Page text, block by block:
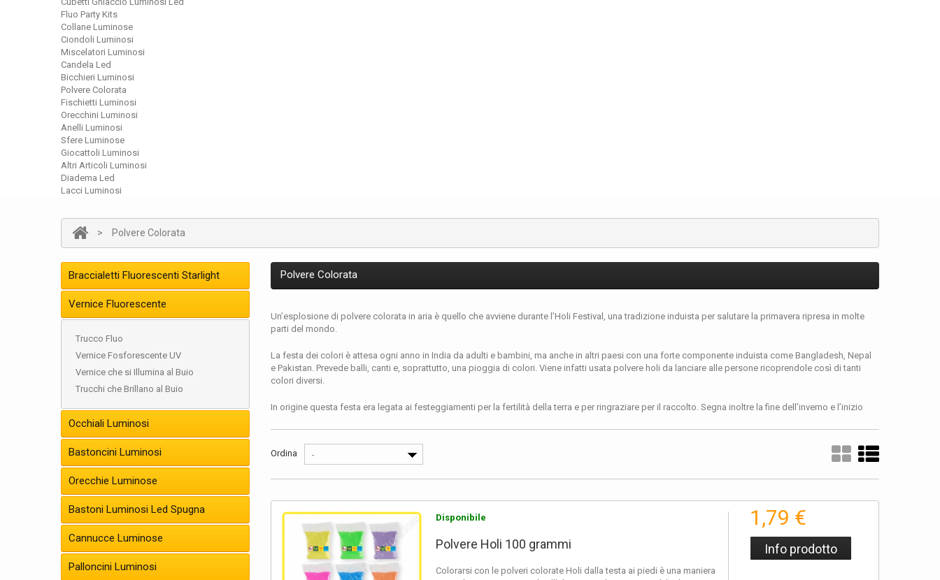
Fluo Party Kits
Collane Luminose
Ciondoli Luminosi
Miscelatori Luminosi
Candela Led
Bicchieri Luminosi
Polvere Colorata
Fischietti Luminosi
Orecchini Luminosi
Anelli Luminosi
Sfere Luminose
Giocattoli Luminosi
Altri Articoli Luminosi
Diadema Led
Lacci Luminosi
> Polvere Colorata
Braccialetti Fluorescenti Starlight
Vernice Fluorescente
Trucco Fluo
Vernice Fosforescente UV
Vernice che si Illumina al Buio
Trucchi che Brillano al Buio
Occhiali Luminosi
Bastoncini Luminosi
Orecchie Luminose
Bastoni Luminosi Led Spugna
Cannucce Luminose
Palloncini Luminosi
Polvere Colorata
Un’esplosione di polvere colorata in aria è quello che avviene durante l’Holi Festival, una tradizione induista per salutare la primavera ripresa in molte
parti del mondo.
La festa dei colori è attesa ogni anno in India da adulti e bambini, ma anche in altri paesi con una forte componente induista come Bangladesh, Nepal
e Pakistan. Prevede balli, canti e, soprattutto, una pioggia di colori. Viene infatti usata polvere holi da lanciare alle persone ricoprendole così di tanti
colori diversi.
In origine questa festa era legata ai festeggiamenti per la fertilità della terra e per ringraziare per il raccolto. Segna inoltre la fine dell’inverno e l’inizio
La data della festa cambia ogni anno. Si celebra infatti tra febbraio e marzo, durante il mese di Phalgun Purima, il giorno dopo la prima notte di luna
piena.
intenso.
Compra polvere Holi economica in busta per ricreare la festa dei colori!
L’Holi Festival ha ormai preso piede in tutto il mondo. Questo lancio di polvere colorata holi viene infatti eseguito durante maratone, serate in discoteca
e altri eventi all’aperto. Un esempio è la nota Color Run, una famosa corsa non competitiva piena di colori, musica e allegria che ha come unico
Ordina -
Disponibile
Polvere Holi 100 grammi
Colorarsi con le polveri colorate Holi dalla testa ai piedi è una maniera
1,79 €
Info prodotto